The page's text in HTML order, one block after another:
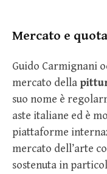
Mercato e
Guido Carmignani
mercato della
suo nome è
aste italiane ed è
piattaforme
mercato dell’arte
sostenuta in